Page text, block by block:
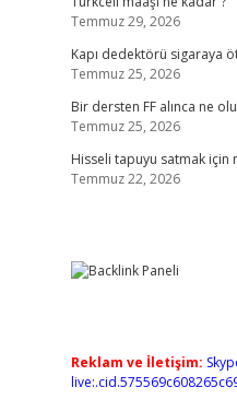
Temmuz 29, 2026
Kapı dedektörü sigaraya
Temmuz 25, 2026
Bir dersten FF alınca ne
Temmuz 25, 2026
Hisseli tapuyu satmak için
Temmuz 22, 2026
Reklam ve İletişim: